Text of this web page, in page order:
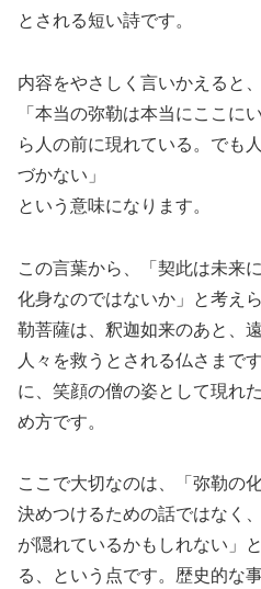
とされる短い詩です。
内容をやさしく言いかえると、
「本当の弥勒は本当にここに
ら人の前に現れている。でも
づかない」
という意味になります。
この言葉から、「契此は未来
化身なのではないか」と考え
勒菩薩は、釈迦如来のあと、
人々を救うとされる仏さまで
に、笑顔の僧の姿として現れ
め方です。
ここで大切なのは、「弥勒の
決めつけるための話ではなく
が隠れているかもしれない」
る、という点です。歴史的な